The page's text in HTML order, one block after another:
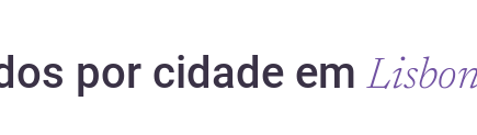
por cidade em